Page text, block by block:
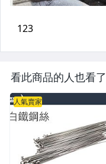
女包精品與女鞋
家電與影音視聽
看此商品的人也看了
人氣賣家